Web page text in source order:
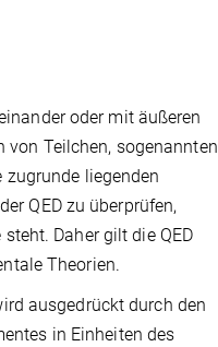
oder mit äußeren
von Teilchen, sogenannten
zugrunde liegenden
QED zu überprüfen,
Daher gilt die QED
Theorien.
ausgedrückt durch den
in Einheiten des